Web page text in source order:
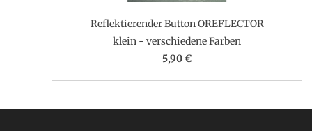
Reflektierender Button OREFLECTOR
klein - verschiedene Farben
5,90 €